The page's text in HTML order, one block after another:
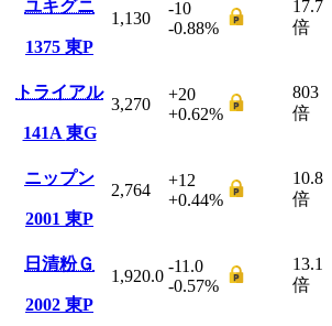
ユキグニ
1375 東P
1,130
-10
-0.88%
17.7
倍
トライアル
141A 東G
3,270
+20
+0.62%
803
倍
ニップン
2001 東P
2,764
+12
+0.44%
10.8
倍
日清粉Ｇ
2002 東P
1,920.0
-11.0
-0.57%
13.1
倍